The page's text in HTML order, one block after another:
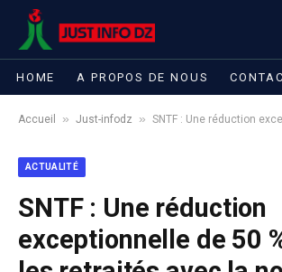
HOME A PROPOS DE NOUS
Accueil » Just-infodz » SNTF : Une réduction exceptionnelle de 50 % pour les
ACTUALITÉ
SNTF : Une réduction
exceptionnelle de 50